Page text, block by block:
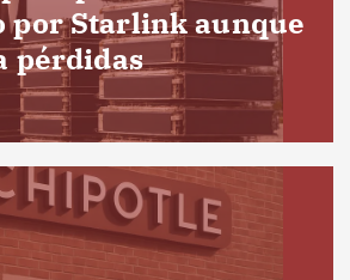
por Starlink aunque
pérdidas